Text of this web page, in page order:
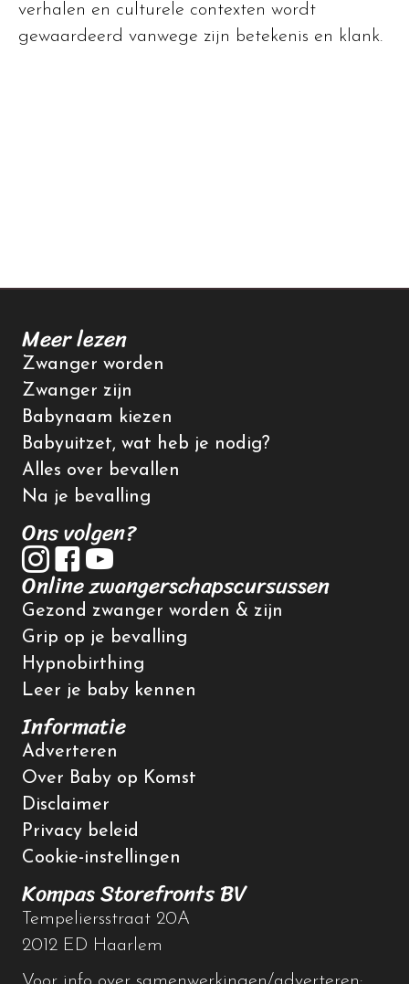
verhalen en culturele contexten wordt
gewaardeerd vanwege zijn betekenis en klank.
Meer lezen
Zwanger worden
Zwanger zijn
Babynaam kiezen
Babyuitzet, wat heb je nodig?
Alles over bevallen
Na je bevalling
Ons volgen?
Online zwangerschapscursussen
Gezond zwanger worden & zijn
Grip op je bevalling
Hypnobirthing
Leer je baby kennen
Informatie
Adverteren
Over Baby op Komst
Disclaimer
Privacy beleid
Cookie-instellingen
Kompas Storefronts BV
Tempeliersstraat 20A
2012 ED Haarlem